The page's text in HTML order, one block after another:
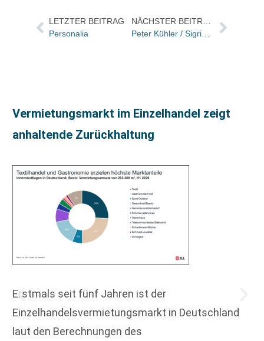
LETZTER BEITRAG
Personalia
Vermietungsmarkt im Einzelhandel zeigt
anhaltende Zurückhaltung
Erstmals seit fünf Jahren ist der
Einzelhandelsvermietungsmarkt in Deutschland
laut den Berechnungen des